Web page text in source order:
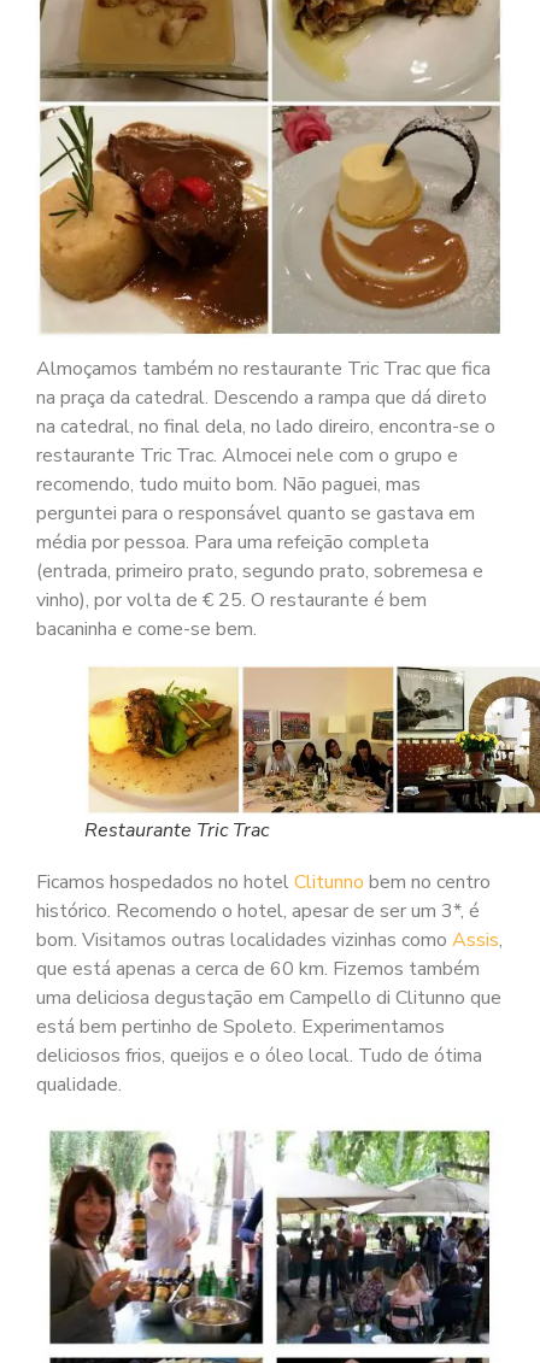
Almoçamos também no restaurante Tric Trac que fica
na praça da catedral. Descendo a rampa que dá direto
na catedral, no final dela, no lado direiro, encontra-se o
restaurante Tric Trac. Almocei nele com o grupo e
recomendo, tudo muito bom. Não paguei, mas
perguntei para o responsável quanto se gastava em
média por pessoa. Para uma refeição completa
(entrada, primeiro prato, segundo prato, sobremesa e
vinho), por volta de € 25. O restaurante é bem
bacaninha e come-se bem.
Restaurante Tric Trac
Ficamos hospedados no hotelClitunno bem no centro
histórico. Recomendo o hotel, apesar de ser um 3*, é
bom. Visitamos outras localidades vizinhas como Assis,
que está apenas a cerca de 60 km. Fizemos também
uma deliciosa degustação em Campello di Clitunno que
está bem pertinho de Spoleto. Experimentamos
deliciosos frios, queijos e o óleo local. Tudo de ótima
qualidade.